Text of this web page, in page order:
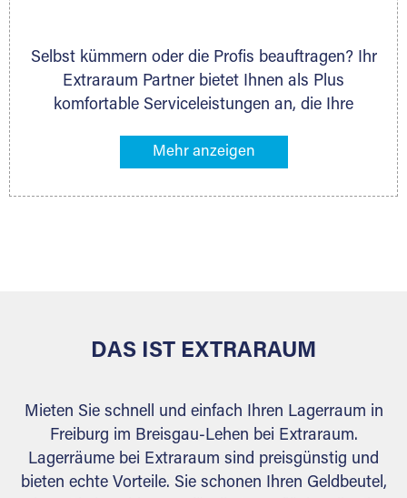
Selbst kümmern oder die Profis beauftragen? Ihr
Extraraum Partner bietet Ihnen als Plus
komfortable Serviceleistungen an, die Ihre
gehören z. B. Verpackungsservice, Lieferung von
Ihr Lagergut wird bei Ihrem Extraraum Partner
DAS IST EXTRARAUM
Mieten Sie schnell und einfach Ihren Lagerraum in
Freiburg im Breisgau-Lehen bei Extraraum.
Lagerräume bei Extraraum sind preisgünstig und
bieten echte Vorteile. Sie schonen Ihren Geldbeutel,